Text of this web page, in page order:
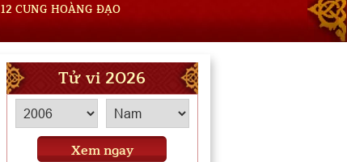
12 CUNG HOÀNG ĐẠO
Tử vi 2026
Xem ngay